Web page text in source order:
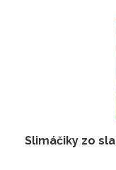
Slimáčiky zo